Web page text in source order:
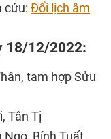
cứu: Đổi lịch âm
18/12/2022:
tam hợp Sửu
Tân Tị
Ngọ, Bính Tuất,